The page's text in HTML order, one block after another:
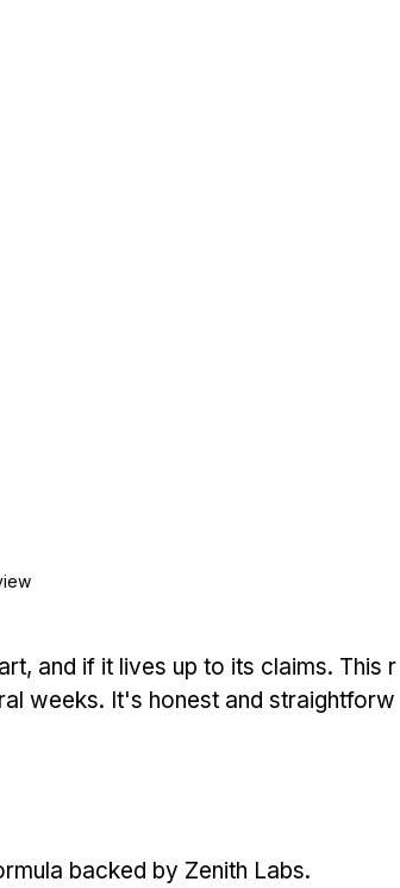
and if it lives up to its claims. This r
weeks. It's honest and straightforw
backed by Zenith Labs.